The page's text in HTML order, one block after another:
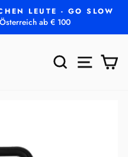
LEUTE - GO SLOW
ab € 100
SUCHE